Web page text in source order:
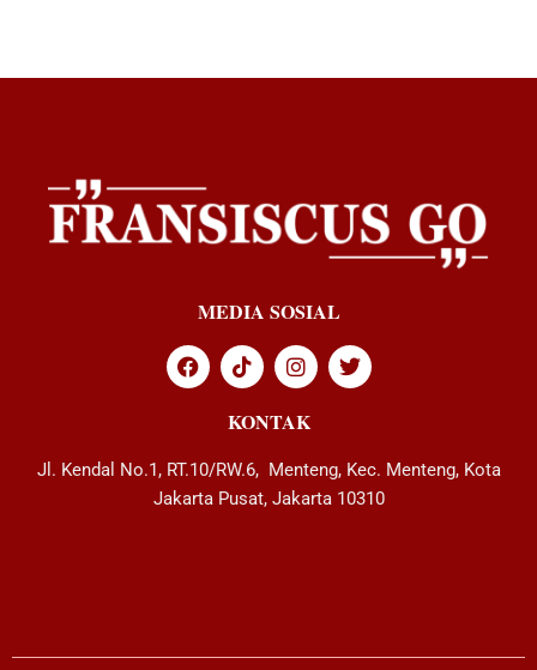
MEDIA SOSIAL
KONTAK
Jl. Kendal No.1, RT.10/RW.6, Menteng, Kec. Menteng, Kota
Jakarta Pusat, Jakarta 10310